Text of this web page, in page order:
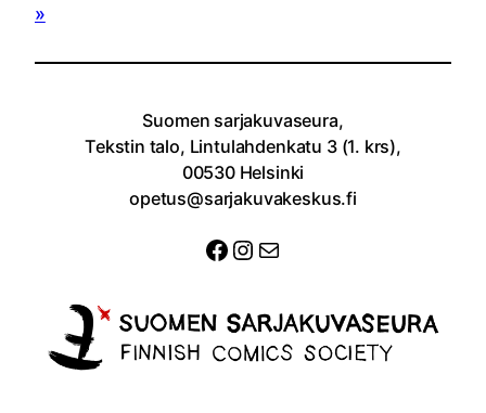
Suomen sarjakuvaseura,
Tekstin talo, Lintulahdenkatu 3 (1. krs),
00530 Helsinki
opetus@sarjakuvakeskus.fi
Facebook
Instagram
Sähköposti